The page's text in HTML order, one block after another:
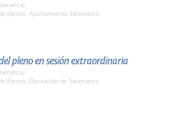
plenos. Ayuntamiento Salamanca
pleno en sesión extraordinaria
Plenos. Diputación de Salamanca